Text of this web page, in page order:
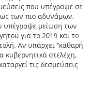
που υπέγραψε σε
των πιο αδυνάμων.
υπέγραψε μείωση των
για το 2019 και το
Αν υπάρχει “καθαρή
κυβερνητικά στελέχη,
τις δεσμεύσεις